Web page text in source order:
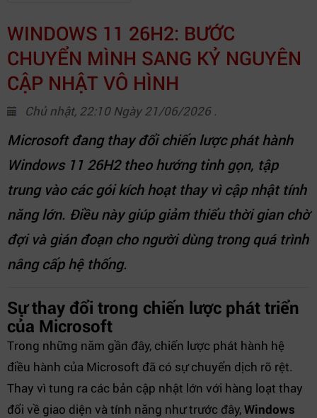
WINDOWS 11 26H2: BƯỚC
CHUYỂN MÌNH SANG KỶ NGUYÊN
CẬP NHẬT VÔ HÌNH
Chủ nhật, 22:10 Ngày 21/06/2026 .
Microsoft đang thay đổi chiến lược phát hành
Windows 11 26H2 theo hướng tinh gọn, tập
trung vào các gói kích hoạt thay vì cập nhật tính
năng lớn. Điều này giúp giảm thiểu thời gian chờ
đợi và gián đoạn cho người dùng trong quá trình
nâng cấp hệ thống.
Sự thay đổi trong chiến lược phát triển
của Microsoft
Trong những năm gần đây, chiến lược phát hành hệ
điều hành của Microsoft đã có sự chuyển dịch rõ rệt.
Thay vì tung ra các bản cập nhật lớn với hàng loạt thay
đổi về giao diện và tính năng như trước đây,Windows